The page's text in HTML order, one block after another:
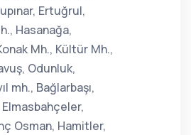
Ertuğrul,
Hasanağa,
Mh., Kültür Mh.,
Odunluk,
mh., Bağlarbaşı,
Osman, Hamitler,